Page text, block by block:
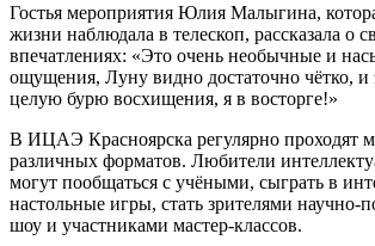
Гостья мероприятия Юлия Малыгина,
жизни наблюдала в телескоп, рассказала о
впечатлениях: «Это очень необычные и
ощущения, Луну видно достаточно чётко, и
целую бурю восхищения, я в восторге!»
В ИЦАЭ Красноярска регулярно проходят
различных форматов. Любители
могут пообщаться с учёными, сыграть в
настольные игры, стать зрителями научно-
шоу и участниками мастер-классов.